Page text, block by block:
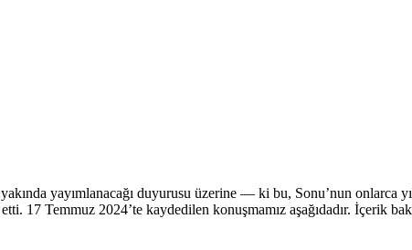
yayımlanacağı duyurusu üzerine — ki bu, Sonu’nun
Temmuz 2024’te kaydedilen konuşmamız aşağıdadır. İçerik